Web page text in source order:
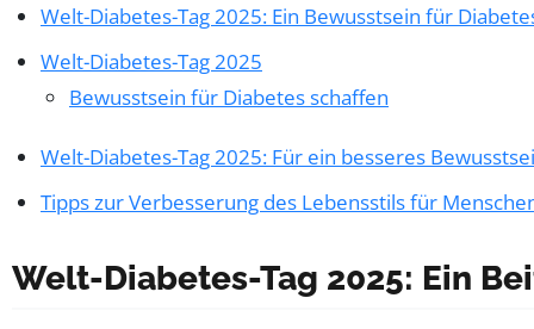
Welt-Diabetes-Tag 2025: Ein Bewusstsein für
Welt-Diabetes-Tag 2025
Bewusstsein für Diabetes schaffen
Welt-Diabetes-Tag 2025: Für ein besseres
Tipps zur Verbesserung des Lebensstils für
Welt-Diabetes-Tag 2025: Ein